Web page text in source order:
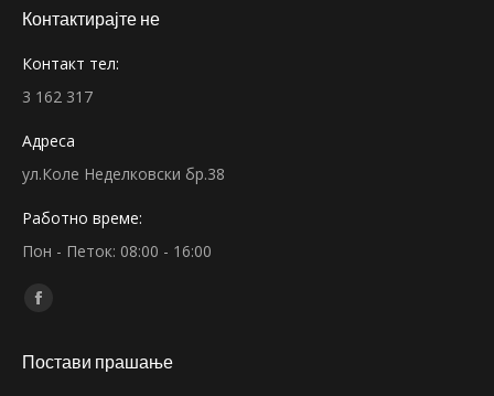
Контактирајте не
Контакт тел:
3 162 317
Адреса
ул.Коле Неделковски бр.38
Работно време:
Пон - Петок: 08:00 - 16:00
Find us on:
Facebook
opens
Постави прашање